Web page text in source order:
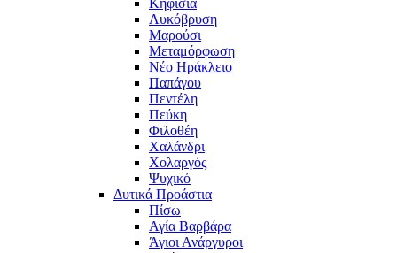
Λυκόβρυση
Μαρούσι
Μεταμόρφωση
Νέο Ηράκλειο
Παπάγου
Πεντέλη
Πεύκη
Φιλοθέη
Χαλάνδρι
Χολαργός
Ψυχικό
Δυτικά Προάστια
Πίσω
Αγία Βαρβάρα
Άγιοι Ανάργυροι